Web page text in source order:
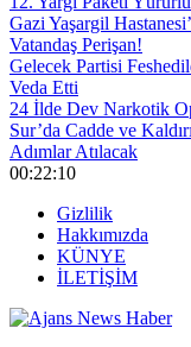
Gazi Yaşargil
Vatandaş Perişan!
Gelecek Partisi
Veda Etti
24 İlde Dev Narkotik
Sur’da Cadde ve
Adımlar Atılacak
00:22:10
Gizlilik
Hakkımızda
KÜNYE
İLETİŞİM